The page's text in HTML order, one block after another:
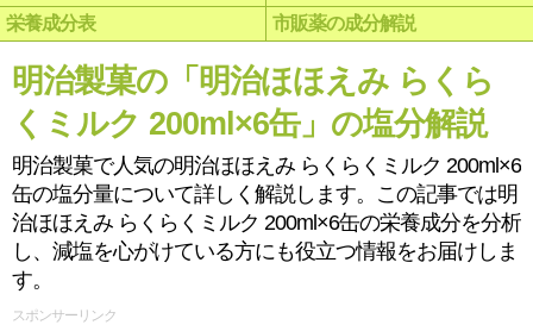
栄養成分表
市販薬の成分解説
明治製菓の「明治ほほえみ らくら
くミルク 200ml×6缶」の塩分解説
明治製菓で人気の明治ほほえみ らくらくミルク 200ml×6
缶の塩分量について詳しく解説します。この記事では明
治ほほえみ らくらくミルク 200ml×6缶の栄養成分を分析
し、減塩を心がけている方にも役立つ情報をお届けしま
す。
スポンサーリンク